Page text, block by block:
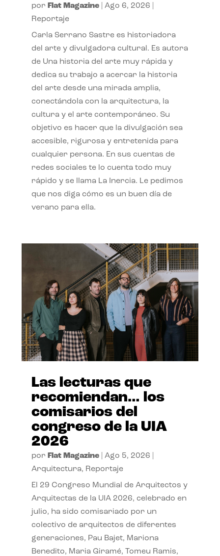
por Flat Magazine| Ago 6, 2026
Reportaje
Carla Serrano Sastre es historiadora
del arte y divulgadora cultural. Es autora
de Una historia del arte muy rápida y
dedica su trabajo a acercar la historia
del arte desde una mirada amplia,
conectándola con la arquitectura, la
cultura y el arte contemporáneo. Su
objetivo es hacer que la divulgación sea
accesible, rigurosa y entretenida para
cualquier persona. En sus cuentas de
redes sociales te lo cuenta todo muy
rápido y se llama La Inercia. Le pedimos
que nos diga cómo es un buen día de
verano para ella.
Las lecturas que
recomiendan… los
comisarios del
congreso de la UIA
2026
por Flat Magazine| Ago 5, 2026
Arquitectura, Reportaje
El 29 Congreso Mundial de Arquitectos y
Arquitectas de la UIA 2026, celebrado en
julio, ha sido comisariado por un
colectivo de arquitectos de diferentes
generaciones, Pau Bajet, Mariona
Benedito, Maria Giramé, Tomeu Ramis,